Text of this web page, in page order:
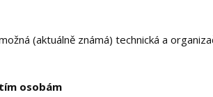
(aktuálně známá) technická a
osobám